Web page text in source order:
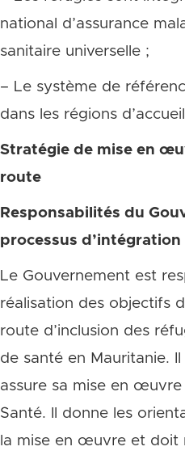
national d’assurance
sanitaire universelle ;
– Le système de
dans les régions
Stratégie de mise en
route
Responsabilités du
processus d’intégration
Le Gouvernement est
réalisation des objectifs
route d’inclusion des
de santé en Mauritanie.
assure sa mise en
Santé. Il donne les
la mise en œuvre et doit